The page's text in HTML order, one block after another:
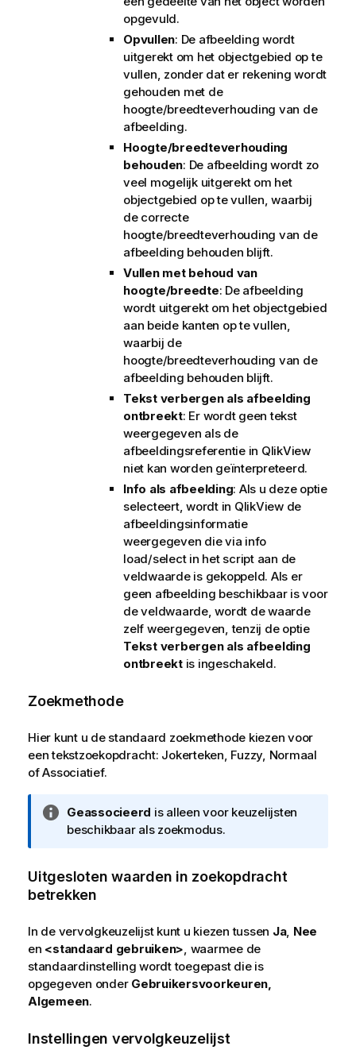
opgevuld.
Opvullen: De afbeelding wordt
uitgerekt om het objectgebied op te
vullen, zonder dat er rekening wordt
gehouden met de
hoogte/breedteverhouding van de
afbeelding.
Hoogte/breedteverhouding
behouden: De afbeelding wordt zo
veel mogelijk uitgerekt om het
objectgebied op te vullen, waarbij
de correcte
hoogte/breedteverhouding van de
afbeelding behouden blijft.
Vullen met behoud van
hoogte/breedte: De afbeelding
wordt uitgerekt om het objectgebied
aan beide kanten op te vullen,
waarbij de
hoogte/breedteverhouding van de
afbeelding behouden blijft.
Tekst verbergen als afbeelding
ontbreekt: Er wordt geen tekst
weergegeven als de
afbeeldingsreferentie in QlikView
niet kan worden geïnterpreteerd.
Info als afbeelding: Als u deze optie
selecteert, wordt in QlikView de
afbeeldingsinformatie
weergegeven die via info
load/select in het script aan de
veldwaarde is gekoppeld. Als er
geen afbeelding beschikbaar is voor
de veldwaarde, wordt de waarde
zelf weergegeven, tenzij de optie
Tekst verbergen als afbeelding
ontbreektis ingeschakeld.
Zoekmethode
Hier kunt u de standaard zoekmethode kiezen voor
een tekstzoekopdracht: Jokerteken Fuzzy, Normaal
ofAssociatief.
I
n
r
m
t
i
e
Geassocieerd is alleen voor keuzelijsten
beschikbaar als zoekmodus.
Uitgesloten waarden in zoekopdracht
betrekken
In de vervolgkeuzelijst kunt u kiezen tussen Ja, Nee
en <standaard gebruiken> , waarmee de
standaardinstelling wordt toegepast die is
opgegeven onder Gebruikersvoorkeuren,
Algemeen.
Instellingen vervolgkeuzelijst